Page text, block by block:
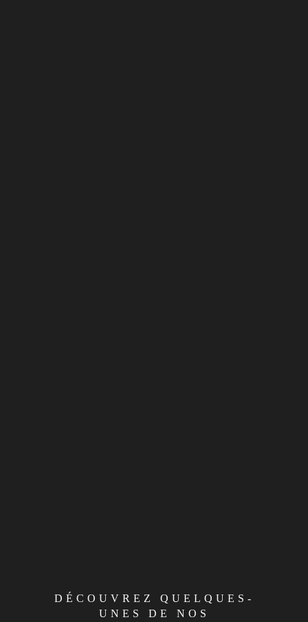
DÉCOUVREZ QUELQUES-
UNES DE NOS